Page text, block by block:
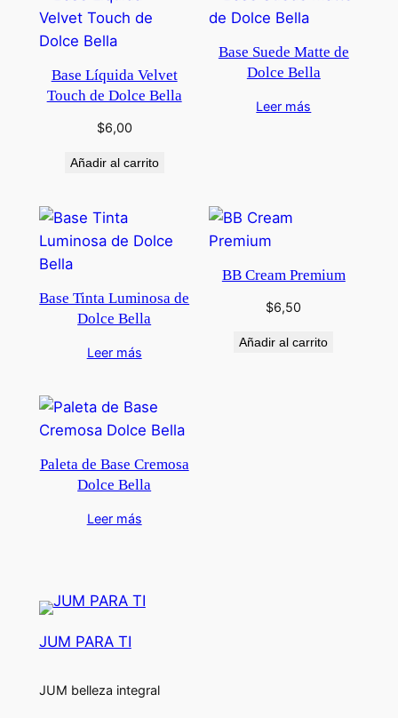
Base Líquida Velvet
Touch de Dolce Bella
$6,00
Añadir al carrito
Base Suede Matte de
Dolce Bella
Leer más
Base Tinta Luminosa de
Dolce Bella
Leer más
BB Cream Premium
$6,50
Añadir al carrito
Paleta de Base Cremosa
Dolce Bella
Leer más
JUM PARA TI
JUM belleza integral